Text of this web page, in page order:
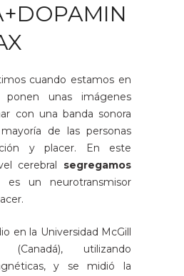
cuando estamos en
unas imágenes
con una banda sonora
de las personas
y placer. En este
cerebral segregamos
es un neurotransmisor
en la Universidad McGill
utilizando
y se midió la